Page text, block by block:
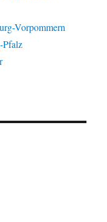
Vorpommern
Pfalz